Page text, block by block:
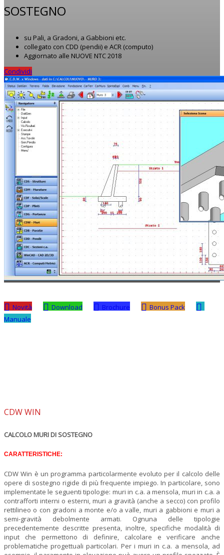
SOSTEGNO
su Pali, a Gradoni, a Gabbioni etc.
collegato con CDD (pendii) e ACR (computo)
Aggiornato alle NUOVE NTC 2018
Condividi
Novità Download Brochure
Bonus Pack
Manuale
CDW WIN
CALCOLO MURI DI SOSTEGNO
CARATTERISTICHE:
CDW Win è un programma particolarmente evoluto per il calcolo delle
opere di sostegno rigide di più frequente impiego. In particolare, sono
implementate le seguenti tipologie: muri in c.a. a mensola, muri in c.a. a
contrafforti interni o esterni, muri a gravità (anche a secco) con profilo
rettilineo o con gradoni a monte e/o a valle, muri a gabbioni e muri a
semi-gravità debolmente armati. Ognuna delle tipologie
precedentemente descritte presenta, inoltre, specifiche modalità di
input che permettono di definire, calcolare e verificare anche
problematiche progettuali particolari. Per i muri in c.a. a mensola, ad